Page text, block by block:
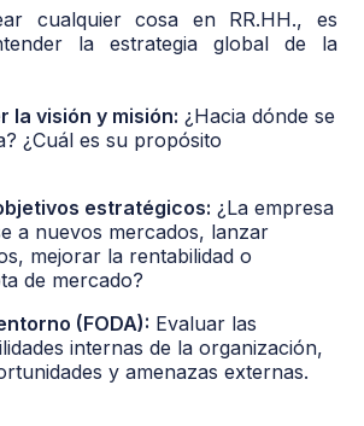
cualquier cosa en RR.HH., es
la estrategia global de la
la visión y misión: ¿Hacia dónde se
¿Cuál es su propósito
estratégicos: ¿La empresa
a nuevos mercados, lanzar
mejorar la rentabilidad o
de mercado?
(FODA): Evaluar las
internas de la organización,
y amenazas externas.